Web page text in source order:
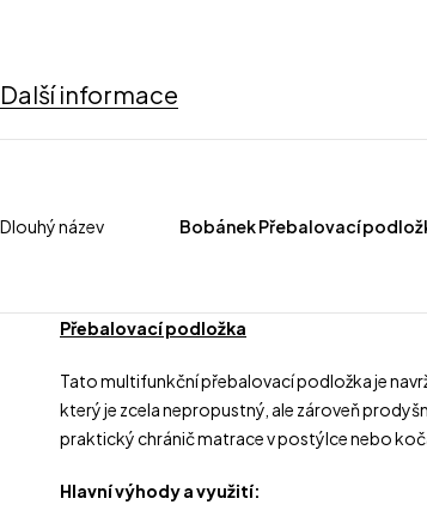
Další informace
Dlouhý název Bobánek Přebalovací
Přebalovací podložka
Tato multifunkční přebalovací podložka je
který je zcela nepropustný, ale zároveň
praktický chránič matrace v postýlce nebo
Hlavní výhody a využití: